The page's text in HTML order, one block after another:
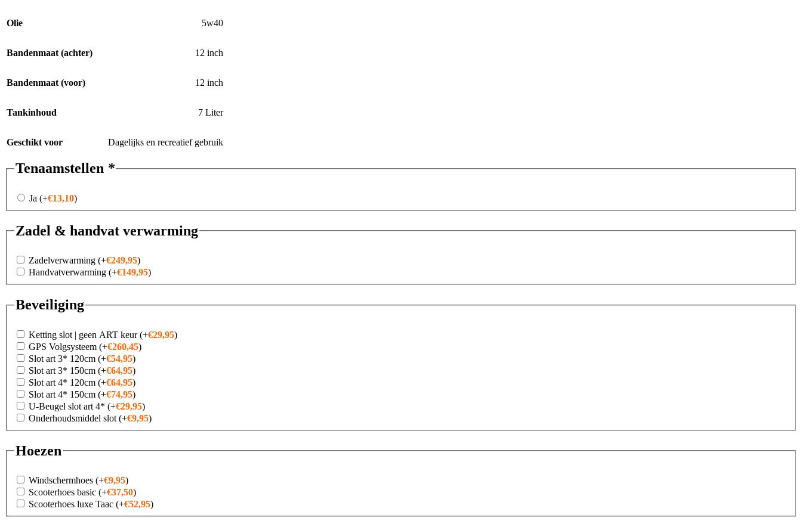
Olie 5w40
Bandenmaat (achter) 12 inch
Bandenmaat (voor) 12 inch
Tankinhoud 7 Liter
Geschikt voor Dagelijks en recreatief gebruik
Tenaamstellen *
Ja (+€13,10)
Zadel & handvat verwarming
Zadelverwarming (+€249,95)
Handvatverwarming (+€149,95)
Beveiliging
Ketting slot | geen ART keur(+€29,95)
GPS Volgsysteem (+€260,45)
Slot art 3* 120cm (+€54,95)
Slot art 3* 150cm (+€64,95)
Slot art 4* 120cm (+€64,95)
Slot art 4* 150cm (+€74,95)
U-Beugel slot art 4* (+€29,95)
Onderhoudsmiddel slot (+€9,95)
Hoezen
Windschermhoes (+€9,95)
Scooterhoes basic (+€37,50)
Scooterhoes luxe Taac (+€52,95)